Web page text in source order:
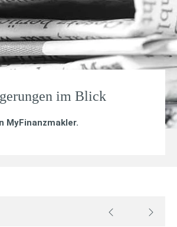
im Blick
MyFinanzmakler.